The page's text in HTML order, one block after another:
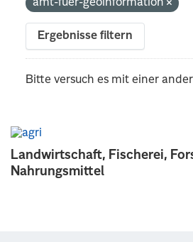
Landwirtschaft, Fischerei,
Nahrungsmittel
amt-fuer-geoinformation
Ergebnisse filtern
Bitte versuch es mit einer